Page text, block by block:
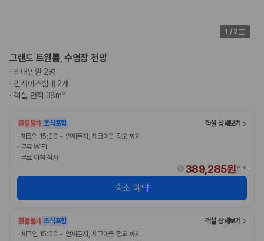
1 / 2
그랜드 트윈룸, 수영장 전망
· 최대인원 2명
·퀸사이즈침대 2개
·객실 면적 38m²
환불불가 조식포함
객실 상세보기
· 체크인 15:00 ~ 언제든지, 체크아웃 정오 까지
· 무료 WiFi
· 무료 아침 식사
389,285원/1박
숙소 예약
환불불가 조식포함
객실 상세보기
· 체크인 15:00 ~ 언제든지, 체크아웃 정오 까지